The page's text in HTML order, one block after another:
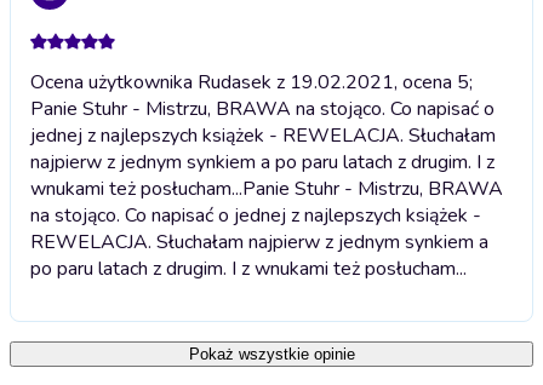
Ocena użytkownika Rudasek z 19.02.2021, ocena 5;
Panie Stuhr - Mistrzu, BRAWA na stojąco. Co napisać o
jednej z najlepszych książek - REWELACJA. Słuchałam
najpierw z jednym synkiem a po paru latach z drugim. I z
wnukami też posłucham...Panie Stuhr - Mistrzu, BRAWA
na stojąco. Co napisać o jednej z najlepszych książek -
REWELACJA. Słuchałam najpierw z jednym synkiem a
po paru latach z drugim. I z wnukami też posłucham...
Pokaż wszystkie opinie